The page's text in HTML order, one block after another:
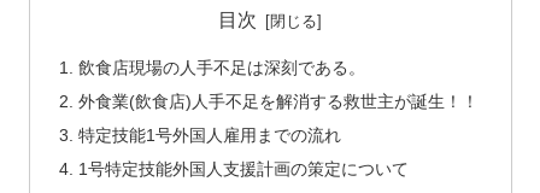
目次
飲食店現場の人手不足は深刻である。
外食業(飲食店)人手不足を解消する救世主が誕生！！
特定技能1号外国人雇用までの流れ
1号特定技能外国人支援計画の策定について